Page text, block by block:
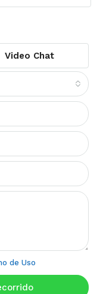
Video Chat
de Uso